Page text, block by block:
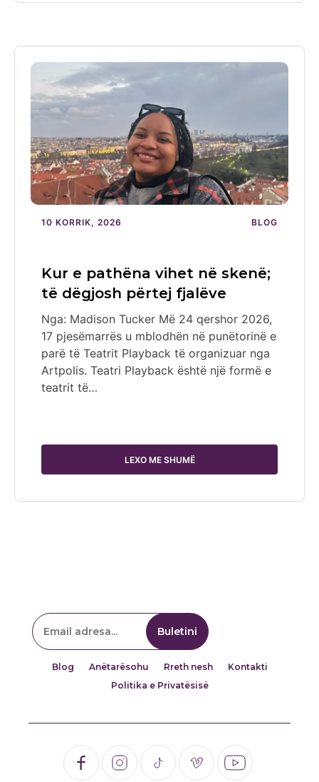
10 KORRIK, 2026 BLOG
Kur e pathëna vihet në skenë;
të dëgjosh përtej fjalëve
Nga: Madison Tucker Më 24 qershor 2026,
17 pjesëmarrës u mblodhën në punëtorinë e
parë të Teatrit Playback të organizuar nga
Artpolis. Teatri Playback është një formë e
teatrit të…
LEXO ME SHUMË
Blog Anëtarësohu Rreth nesh
Kontakti
Politika e Privatësisë